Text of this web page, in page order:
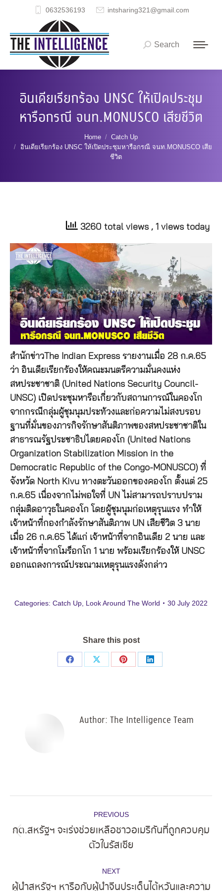
0632536193 intsharing321@gmail.com
Search:
Search
อินเดียเรียกร้อง UNSC ให้เปิดประชุม
หารือกรณี จนท.MONUSCO เสียชีวิต
Home
Catch Up
อินเดียเรียกร้อง UNSC ให้เปิดประชุมหารือกรณี จนท.MONUSCO เสีย
ชีวิต
3260 total views , 1 views today
สำนักข่าวThe Indian Express รายงานเมื่อ 28 ก.ค.65
ว่า อินเดียเรียกร้องให้คณะมนตรีความมั่นคงแห่ง
สหประชาชาติ (United Nations Security Council-
UNSC) เปิดประชุมหารือเกี่ยวกับสถานการณ์ในคองโก
จากกรณีกลุ่มผู้ชุมนุมประท้วงและก่อความไม่สงบรอบ
ฐานที่มั่นของภารกิจรักษาสันติภาพของสหประชาชาติใน
สาธารณรัฐประชาธิปไตยคองโก (United Nations
Organization Stabilization Mission in the
Democratic Republic of the Congo-MONUSCO) ที่
จังหวัด North Kivu ทางตะวันออกของคองโก ตั้งแต่ 25
ก.ค.65 เนื่องจากไม่พอใจที่ UN ไม่สามารถปราบปราม
กลุ่มติดอาวุธในคองโก โดยผู้ชุมนุมก่อเหตุรุนแรง ทำให้
เจ้าหน้าที่กองกำลังรักษาสันติภาพ UN เสียชีวิต 3 นาย
เมื่อ 26 ก.ค.65 ได้แก่ เจ้าหน้าที่จากอินเดีย 2 นาย และ
เจ้าหน้าที่จากโมร็อกโก 1 นาย พร้อมเรียกร้องให้ UNSC
ออกแถลงการณ์ประณามเหตุรุนแรงดังกล่าว
Categories: Catch Up Look Around The World 30 July 2022
Share this post
Share
Share
Share
Share
Author: The Intelligence Team
navigation
PREVIOUS
post:
กต.สหรัฐฯ จะเร่งช่วยเหลือชาวอเมริกันที่ถูกควบคุม
ตัวในรัสเซีย
NEXT
ผู้นำสหรัฐฯ หารือกับผู้นำจีนประเด็นไต้หวันและความ